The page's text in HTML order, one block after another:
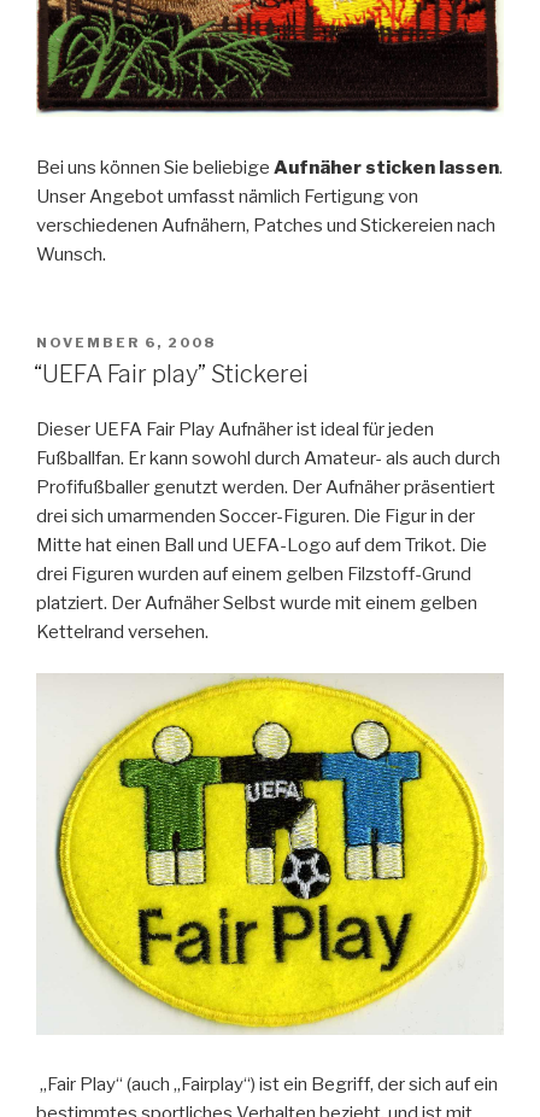
Bei uns können Sie beliebige Aufnäher sticken lassen.
Unser Angebot umfasst nämlich Fertigung von
verschiedenen Aufnähern, Patches und Stickereien nach
Wunsch.
POSTED
ON
NOVEMBER 6, 2008
“UEFA Fair play” Stickerei
Dieser UEFA Fair Play Aufnäher ist ideal für jeden
Fußballfan. Er kann sowohl durch Amateur- als auch durch
Profifußballer genutzt werden. Der Aufnäher präsentiert
drei sich umarmenden Soccer-Figuren. Die Figur in der
Mitte hat einen Ball und UEFA-Logo auf dem Trikot. Die
drei Figuren wurden auf einem gelben Filzstoff-Grund
platziert. Der Aufnäher Selbst wurde mit einem gelben
Kettelrand versehen.
„Fair Play“ (auch „Fairplay“) ist ein Begriff, der sich auf ein